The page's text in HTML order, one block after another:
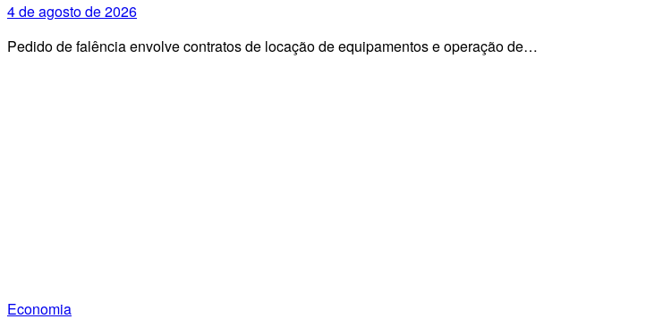
4 de agosto de 2026
Pedido de falência envolve contratos de locação de equipamentos e operação de…
Economia